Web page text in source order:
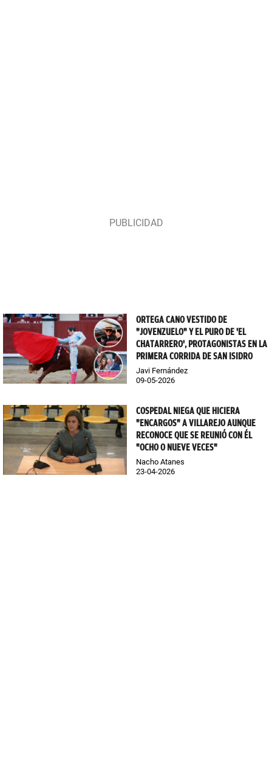
ORTEGA CANO VESTIDO DE
"JOVENZUELO" Y EL PURO DE 'EL
CHATARRERO', PROTAGONISTAS EN LA
PRIMERA CORRIDA DE SAN ISIDRO
Javi Fernández
09-05-2026
COSPEDAL NIEGA QUE HICIERA
"ENCARGOS" A VILLAREJO AUNQUE
RECONOCE QUE SE REUNIÓ CON ÉL
"OCHO O NUEVE VECES"
Nacho Atanes
23-04-2026